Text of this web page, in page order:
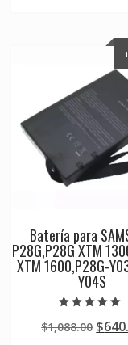
Batería para
P28G,P28G XTM
XTM 1600,P28G-
Y04S
5.00
de 5
$1,088.00 $